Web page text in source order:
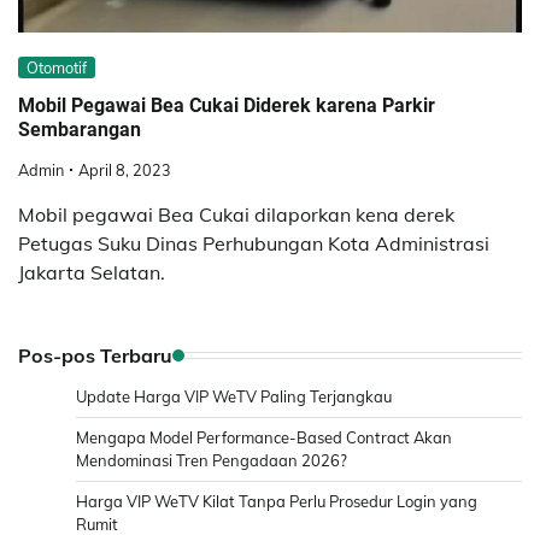
Otomotif
Mobil Pegawai Bea Cukai Diderek karena Parkir
Sembarangan
Admin April 8, 2023
Mobil pegawai Bea Cukai dilaporkan kena derek
Petugas Suku Dinas Perhubungan Kota Administrasi
Jakarta Selatan.
Pos-pos Terbaru
Update Harga VIP WeTV Paling Terjangkau
Mengapa Model Performance-Based Contract Akan
Mendominasi Tren Pengadaan 2026?
Harga VIP WeTV Kilat Tanpa Perlu Prosedur Login yang
Rumit